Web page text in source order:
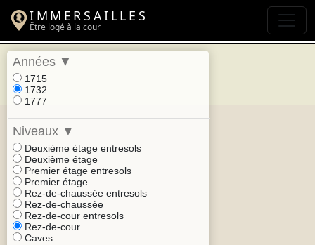
IMMERSAILLES
Être logé à la cour
Années ▼
1715
1732
1777
Niveaux ▼
Deuxième étage entresols
Deuxième étage
Premier étage entresols
Premier étage
Rez-de-chaussée entresols
Rez-de-chaussée
Rez-de-cour entresols
Rez-de-cour
Caves